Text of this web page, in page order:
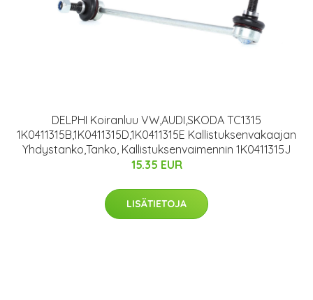
DELPHI Koiranluu VW,AUDI,SKODA TC1315
1K0411315B,1K0411315D,1K0411315E Kallistuksenvakaajan
Yhdystanko,Tanko, Kallistuksenvaimennin 1K0411315J
15.35 EUR
LISÄTIETOJA